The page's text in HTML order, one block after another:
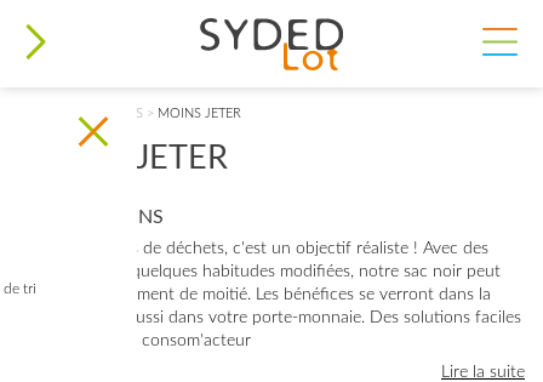
de tri
VOUS ÊTES ICI
> DÉCHETS > MOINS JETER
MOINS JETER
JE JETTE MOINS
Deux fois moins de déchets, c'est un objectif réaliste ! Avec des
gestes simples, quelques habitudes modifiées, notre sac noir peut
réduire pratiquement de moitié. Les bénéfices se verront dans la
poubelle, mais aussi dans votre porte-monnaie. Des solutions faciles
pour devenir un consom'acteur
Lire la suite